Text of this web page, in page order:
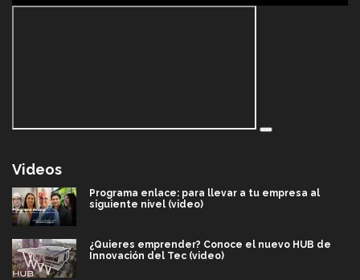
Videos
Programa enlace: para llevar a tu empresa al
siguiente nivel (video)
¿Quieres emprender? Conoce el nuevo HUB de
Innovación del Tec (video)